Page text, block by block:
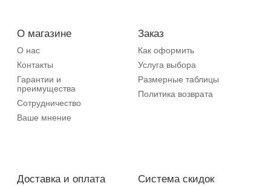
О магазине
О нас
Контакты
Гарантии и
преимущества
Сотрудничество
Ваше мнение
Заказ
Как оформить
Услуга выбора
Размерные таблицы
Политика возврата
Доставка и оплата Система скидок